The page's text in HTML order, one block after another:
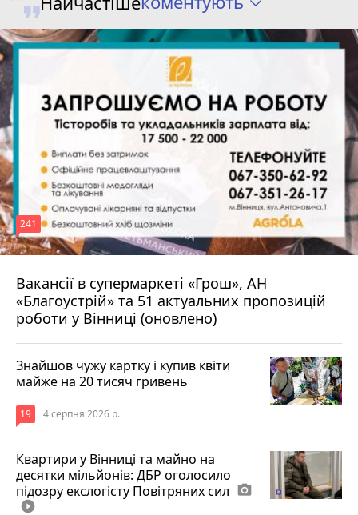
Вакансії в супермаркеті «Грош», АН
«Благоустрій» та 51 актуальних пропозицій
роботи у Вінниці (оновлено)
241
4 серпня 2026 р.
Знайшов чужу картку і купив квіти
майже на 20 тисяч гривень
19 4 серпня 2026 р.
Квартири у Вінниці та майно на
десятки мільйонів: ДБР оголосило
підозру екслогісту Повітряних сил photo_camera
play_circle_filled